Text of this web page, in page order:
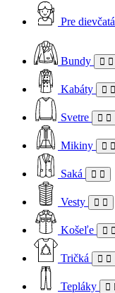
Pre dievčatá
Bundy
Kabáty
Svetre
Mikiny
Saká
Vesty
Košeľe
Tričká
Tepláky